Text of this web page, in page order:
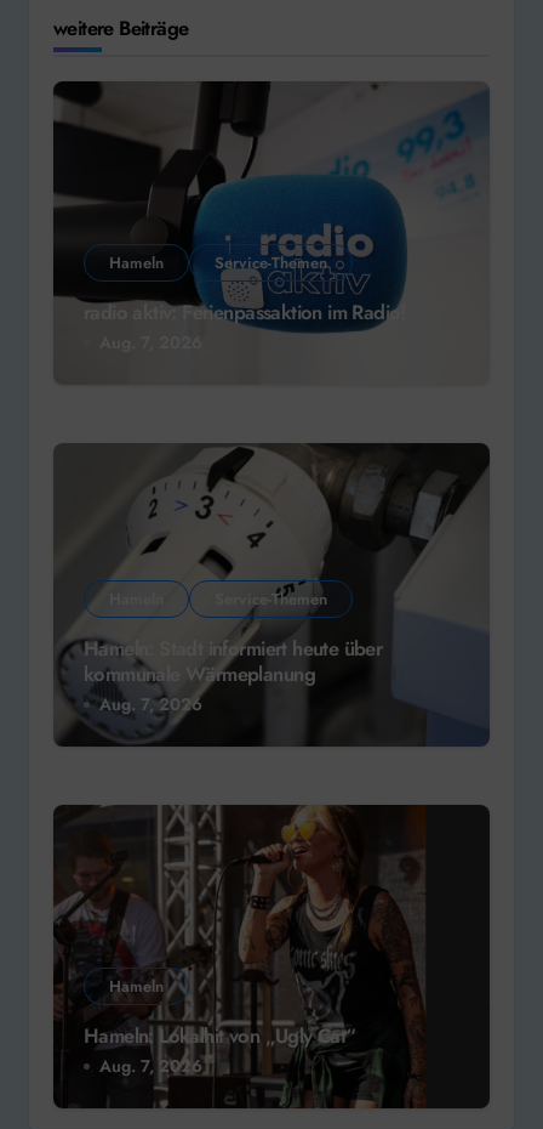
weitere Beiträge
Hameln Service-Themen
radio aktiv: Ferienpassaktion im Radio!
Service-Themen
Hameln: Stadt informiert heute über
kommunale Wärmeplanung
Aug. 7, 2026
Hameln
Hameln: Lokalhit von „Ugly Cat“
Aug. 7, 2026